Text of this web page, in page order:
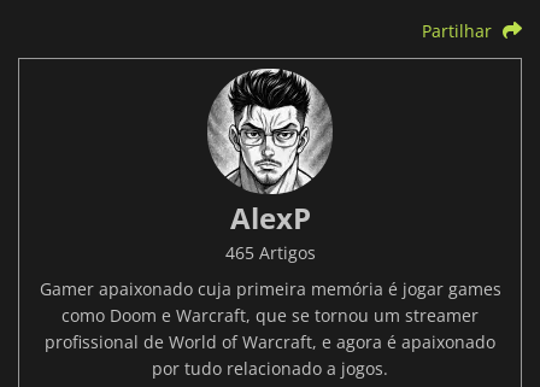
Partilhar
AlexP
465 Artigos
Gamer apaixonado cuja primeira memória é jogar games
como Doom e Warcraft, que se tornou um streamer
profissional de World of Warcraft, e agora é apaixonado
por tudo relacionado a jogos.